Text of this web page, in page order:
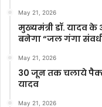
May 21, 2026
मुख्यमंत्री डॉ. यादव
बनेगा “जल गंगा
May 21, 2026
30 जून तक चलाये पैक्स
यादव
May 21, 2026